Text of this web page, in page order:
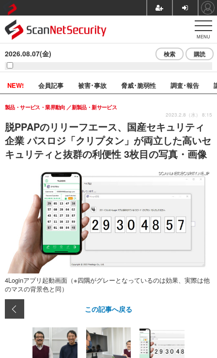
MENU
2026.08.07(金) 検索 購読
NEW! 会員記事 被害･事故 脅威･脆弱性 調査･報告
脱PPAPのリリーフエース、国産セキュリティ
企業 パスロジ「クリプタン」が両立した高いセ
キュリティと抜群の利便性 3枚目の写真・画像
製品・サービス・業界動向 新製品・新サービス
2023.2.8（水） 8:15
4Loginアプリ起動画面（※四隅がグレーとなっているのは効果、実際は他
のマスの背景色と同）
この記事へ戻る